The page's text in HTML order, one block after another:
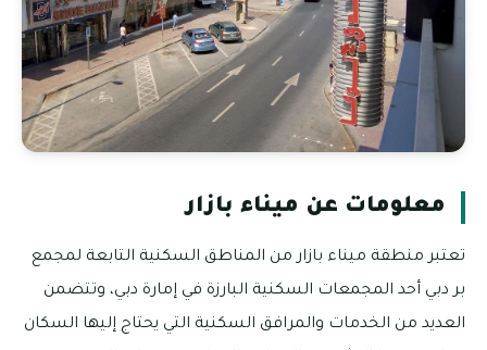
معلومات عن ميناء بازار
تعتبر منطقة ميناء بازار من المناطق السكنية التابعة لمجمع
بر دبي أحد المجمعات السكنية البارزة في إمارة دبي، وتتضمن
العديد من الخدمات والمرافق السكنية التي يحتاج إليها السكان